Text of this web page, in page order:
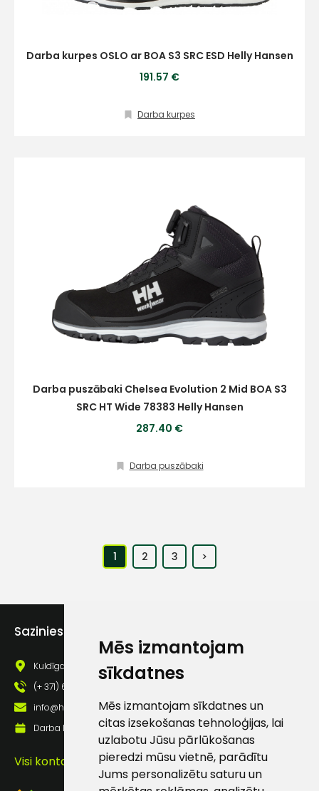
Mēs izmantojam
sīkdatnes
Mēs izmantojam sīkdatnes un
citas izsekošanas tehnoloģijas, lai
uzlabotu Jūsu pārlūkošanas
pieredzi mūsu vietnē, parādītu
Jums personalizētu saturu un
Darba kurpes OSLO ar BOA S3 SRC ESD Helly Hansen
191.57 €
Darba kurpes
Darba puszābaki Chelsea Evolution 2 Mid BOA S3
SRC HT Wide 78383 Helly Hansen
287.40 €
Darba puszābaki
1 2 3 >
Sazinies ar mums
Kuldīgas iela 69a, Saldus, Saldus nov., LV - 3801
(+ 371) 63 881 186
info@hards.lv
Darba laiks: Darbadienās: 8:00 - 17:00
Visi kontakti